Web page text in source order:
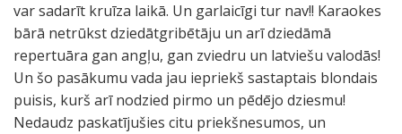
var sadarīt kruīza laikā. Un garlaicīgi tur nav!! Karaokes
bārā netrūkst dziedātgribētāju un arī dziedāmā
repertuāra gan angļu, gan zviedru un latviešu valodās!
Un šo pasākumu vada jau iepriekš sastaptais blondais
puisis, kurš arī nodzied pirmo un pēdējo dziesmu!
Nedaudz paskatījušies citu priekšnesumos, un